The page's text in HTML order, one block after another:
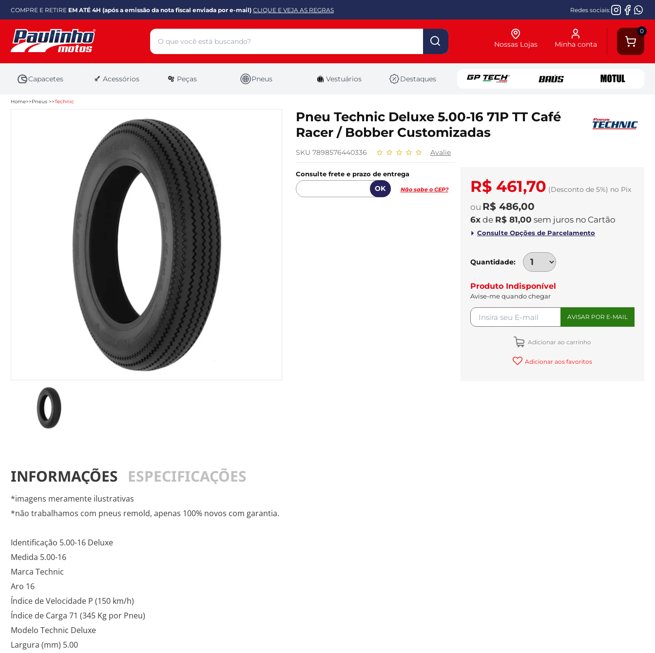
COMPRE E RETIRE EM ATÉ 4H (após a emissão da nota fiscal enviada por e-mail) CLIQUE E VEJA AS REGRAS Redes sociais:
0
Minha conta
Nossas Lojas
Capacetes Acessórios Peças Pneus Vestuários Destaques
Home Pneus Technic
Pneu Technic Deluxe 5.00-16 71P TT Café
Racer / Bobber Customizadas
SKU 7898576440336 Avalie
Consulte frete e prazo de entrega
Não sabe o CEP? R$ 461,70 (Desconto de 5%) no Pix
R$ 486,00
6x de R$ 81,00 sem juros no
Quantidade
Produto Indisponível
Avise-me quando chegar
Adicionar ao carrinho
Adicionar aos favoritos
INFORMAÇÕES ESPECIFICAÇÕES
*imagens meramente ilustrativas
*não trabalhamos com pneus remold, apenas 100% novos com garantia.
Identificação 5.00-16 Deluxe
Medida 5.00-16
Marca Technic
Aro 16
Índice de Velocidade P (150 km/h)
Índice de Carga 71 (345 Kg por Pneu)
Modelo Technic Deluxe
Largura (mm) 5.00